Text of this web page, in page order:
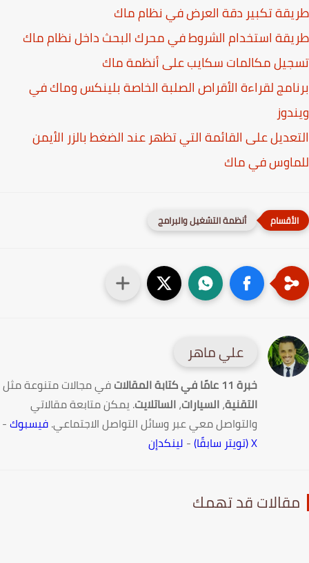
تكبير دقة العرض في نظام ماك
استخدام الشروط في محرك البحث داخل نظام ماك
مكالمات سكايب على أنظمة ماك
لقراءة الأقراص الصلبة الخاصة بلينكس وماك في
على القائمة التي تظهر عند الضغط بالزر الأيمن
في ماك
أنظمة التشغيل والبرامج
علي ماهر
خبرة 11 عامًا في كتابة المقالات
في مجالات متنوعة مثل
التقنية،السيارات،الساتلايت. يمكن متابعة مقالاتي
والتواصل معي عبر وسائل التواصل الاجتماعي.فيسبوك-
-لينكدإن
قد تهمك